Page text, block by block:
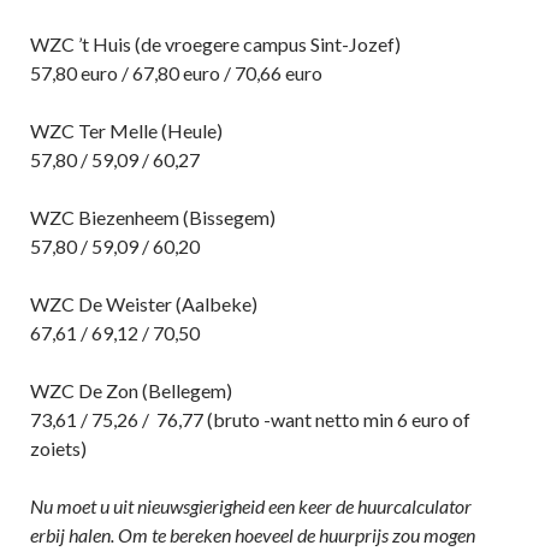
WZC ’t Huis (de vroegere campus Sint-Jozef)
57,80 euro / 67,80 euro / 70,66 euro
WZC Ter Melle (Heule)
57,80 / 59,09 / 60,27
WZC Biezenheem (Bissegem)
57,80 / 59,09 / 60,20
WZC De Weister (Aalbeke)
67,61 / 69,12 / 70,50
WZC De Zon (Bellegem)
73,61 / 75,26 / 76,77 (bruto -want netto min 6 euro of
zoiets)
Nu moet u uit nieuwsgierigheid een keer de huurcalculator
erbij halen. Om te bereken hoeveel de huurprijs zou mogen